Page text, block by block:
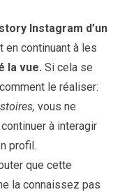
Instagram d’un
en continuant à les
la vue. Si cela se
le réaliser:
vous ne
à interagir
profil.
que cette
la connaissez pas